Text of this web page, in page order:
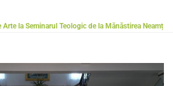
la Seminarul Teologic de la Mănăstirea Neamț